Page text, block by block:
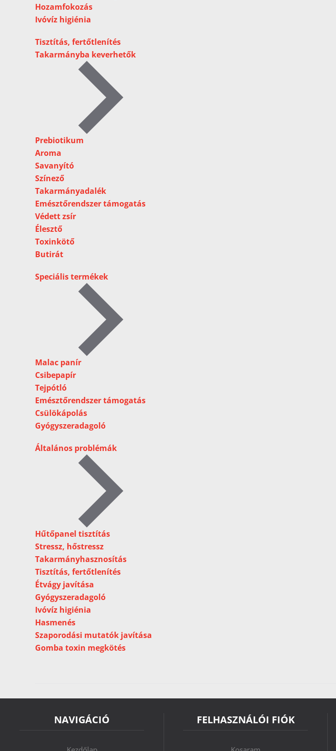
Hozamfokozás
Ivóvíz higiénia
Tisztítás, fertőtlenítés
Takarmányba keverhetők
Prebiotikum
Aroma
Savanyító
Színező
Takarmányadalék
Emésztőrendszer támogatás
Védett zsír
Élesztő
Toxinkötő
Butirát
Speciális termékek
Malac panír
Csibepapír
Tejpótló
Emésztőrendszer támogatás
Csülökápolás
Gyógyszeradagoló
Általános problémák
Hűtőpanel tisztítás
Stressz, hőstressz
Takarmányhasznosítás
Tisztítás, fertőtlenítés
Étvágy javítása
Gyógyszeradagoló
Ivóvíz higiénia
Hasmenés
Szaporodási mutatók javítása
Gomba toxin megkötés
NAVIGÁCIÓ FELHASZNÁLÓI FIÓK